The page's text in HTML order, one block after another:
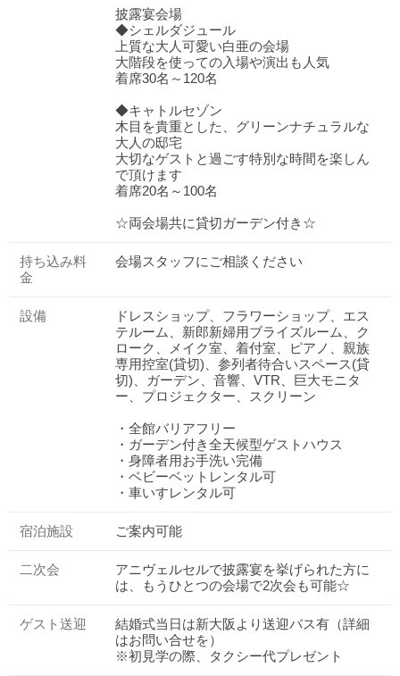
披露宴会場
◆シェルダジュール
上質な大人可愛い白亜の会場
大階段を使っての入場や演出も人気
着席30名～120名
◆キャトルセゾン
木目を貴重とした、グリーンナチュラルな
大人の邸宅
大切なゲストと過ごす特別な時間を楽しん
で頂けます
着席20名～100名
☆両会場共に貸切ガーデン付き☆
持ち込み料
金
会場スタッフにご相談ください
設備
ドレスショップ、フラワーショップ、エス
テルーム、新郎新婦用ブライズルーム、ク
ローク、メイク室、着付室、ピアノ、親族
専用控室(貸切)、参列者待合いスペース(貸
切)、ガーデン、音響、VTR、巨大モニタ
ー、プロジェクター、スクリーン
・全館バリアフリー
・ガーデン付き全天候型ゲストハウス
・身障者用お手洗い完備
・ベビーベットレンタル可
・車いすレンタル可
宿泊施設 ご案内可能
二次会
アニヴェルセルで披露宴を挙げられた方に
は、もうひとつの会場で2次会も可能☆
ゲスト送迎
結婚式当日は新大阪より送迎バス有（詳細
はお問い合せを）
※初見学の際、タクシー代プレゼント